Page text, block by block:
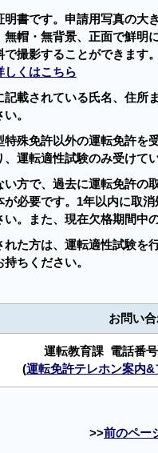
明書です。申請用写真の大
帽・無背景、正面で鮮明
撮影することができます。
しくはこちら
記載されている氏名、住
。
特殊免許以外の運転免許を
運転適性試験のみ受けて
方で、過去に運転免許の
必要です。1年以内に取
。また、現在欠格期間中
た方は、運転適性試験を
ちください。
お問い
運転教育課 電話番号
(運転免許テレホン案内
前のペー